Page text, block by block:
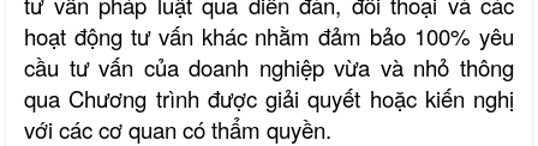
hoạt động tư vấn khác nhằm đảm bảo 100% yêu
cầu tư vấn của doanh nghiệp vừa và nhỏ thông
qua Chương trình được giải quyết hoặc kiến nghị
với các cơ quan có thẩm quyền.